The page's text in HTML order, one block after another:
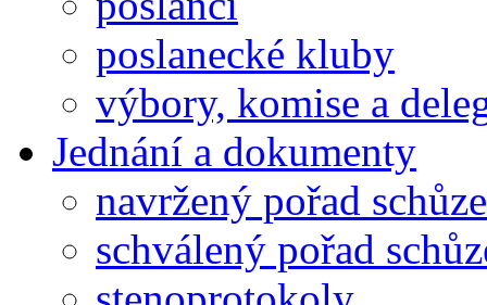
poslanecké kluby
výbory, komise a
Jednání a dokumenty
navržený pořad schůze
schválený pořad